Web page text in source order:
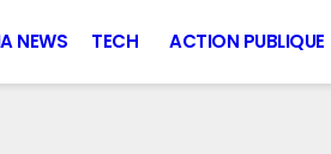
IA NEWS TECH ACTION PUBLIQUE